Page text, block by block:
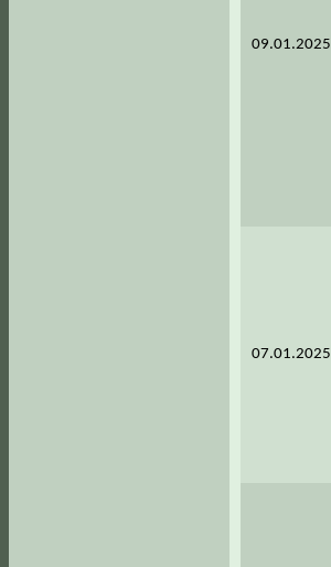
09.01.2025
07.01.2025